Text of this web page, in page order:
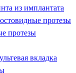
из имплантата
протезы
протезы
вкладка